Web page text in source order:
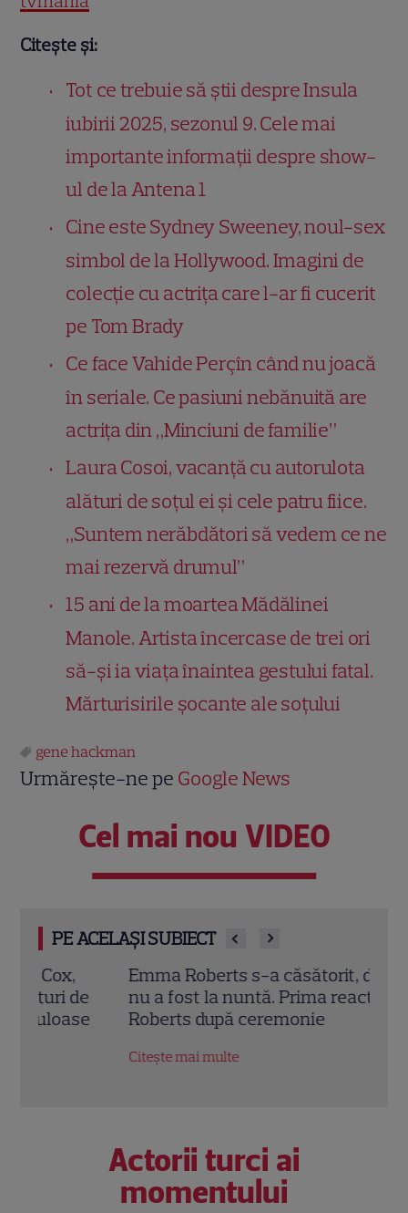
Citește și:
Tot ce trebuie să știi despre Insula
iubirii 2025, sezonul 9. Cele mai
importante informații despre show-
ul de la Antena 1
Cine este Sydney Sweeney, noul-sex
simbol de la Hollywood. Imagini de
colecție cu actrița care l-ar fi cucerit
pe Tom Brady
Ce face Vahide Perçîn când nu joacă
în seriale. Ce pasiuni nebănuită are
actrița din „Minciuni de familie”
Laura Cosoi, vacanță cu autorulota
alături de soțul ei și cele patru fiice.
„Suntem nerăbdători să vedem ce ne
mai rezervă drumul”
15 ani de la moartea Mădălinei
Manole. Artista încercase de trei ori
să-și ia viața înaintea gestului fatal.
Mărturisirile șocante ale soțului
gene hackman
Urmărește-ne pe Google News
Cel mai nou VIDEO
PE ACELAȘI SUBIECT
Emma Roberts s-a căsătorit, dar tatăl ei
nu a fost la nuntă. Prima reacție a lui Eric
Roberts după ceremonie
Citește mai multe
Actorii turci ai
momentului